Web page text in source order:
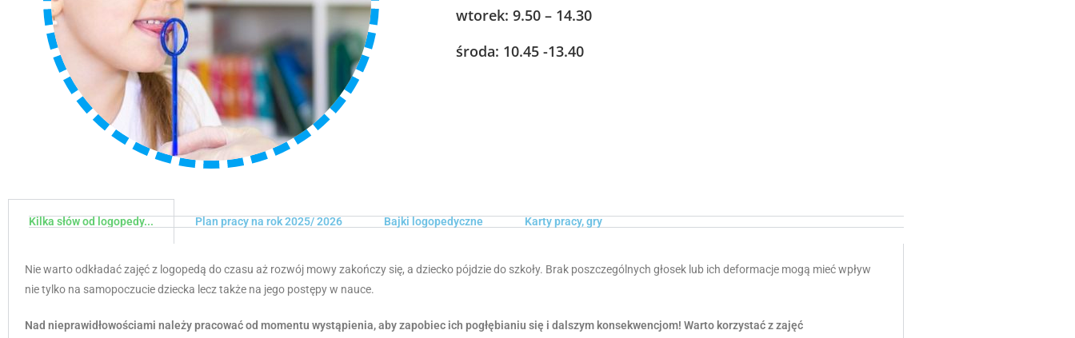
wtorek: 9.50 – 14.30
środa: 10.45 -13.40
Kilka słów od logopedy... Plan pracy na rok 2025/ 2026 Bajki logopedyczne Karty pracy, gry
Nie warto odkładać zajęć z logopedą do czasu aż rozwój mowy zakończy się, a dziecko pójdzie do szkoły. Brak poszczególnych głosek lub ich deformacje mogą mieć wpływ
nie tylko na samopoczucie dziecka lecz także na jego postępy w nauce.
Nad nieprawidłowościami należy pracować od momentu wystąpienia, aby zapobiec ich pogłębianiu się i dalszym konsekwencjom! Warto korzystać z zajęć